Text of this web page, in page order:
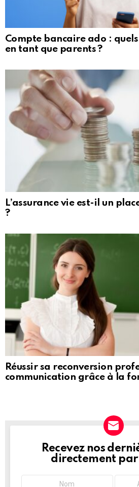
Compte bancaire ado :
en tant que parents ?
L’assurance vie est-il un
?
Réussir sa reconversion
communication grâce à la
NEWSLETTER
Recevez nos
directement